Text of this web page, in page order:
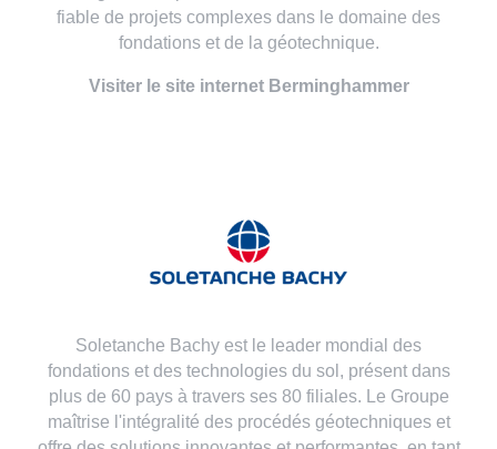
fiable de projets complexes dans le domaine des
fondations et de la géotechnique.
Visiter le site internet Berminghammer
Soletanche Bachy est le leader mondial des
fondations et des technologies du sol, présent dans
plus de 60 pays à travers ses 80 filiales. Le Groupe
maîtrise l'intégralité des procédés géotechniques et